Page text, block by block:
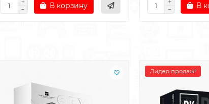
В корзину В
Лидер продаж!